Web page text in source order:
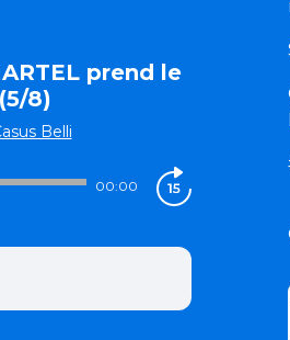
prend le
8)
Belli
00:00